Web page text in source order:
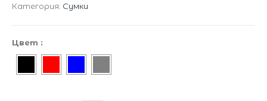
Категория: Сумки
Цвет :